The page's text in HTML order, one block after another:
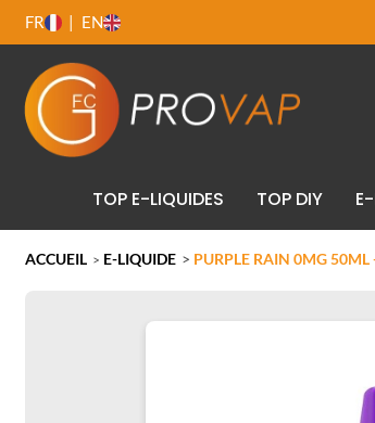
FR EN
TOP E-LIQUIDES TOP DIY
ACCUEIL > E-LIQUIDE > PURPLE RAIN 0MG 50ML